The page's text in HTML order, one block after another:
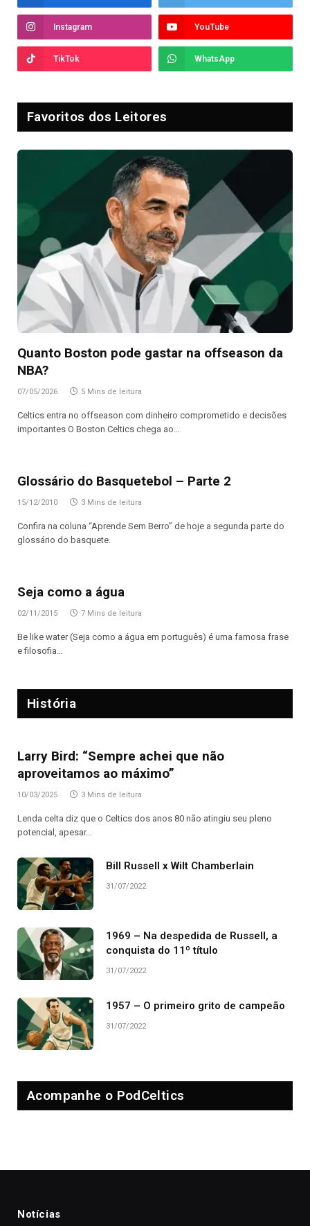
Instagram YouTube
TikTok WhatsApp
Favoritos dos Leitores
Quanto Boston pode gastar na offseason da
NBA?
07/05/2026 5 Mins de leitura
Celtics entra no offseason com dinheiro comprometido e decisões
importantes O Boston Celtics chega ao…
Glossário do Basquetebol – Parte 2
15/12/2010 3 Mins de leitura
Confira na coluna “Aprende Sem Berro” de hoje a segunda parte do
glossário do basquete.
Seja como a água
02/11/2015 7 Mins de leitura
Be like water (Seja como a água em português) é uma famosa frase
e filosofia…
História
Larry Bird: “Sempre achei que não
aproveitamos ao máximo”
10/03/2025 3 Mins de leitura
Lenda celta diz que o Celtics dos anos 80 não atingiu seu pleno
potencial, apesar…
Bill Russell x Wilt Chamberlain
31/07/2022
1969 – Na despedida de Russell, a
conquista do 11º título
31/07/2022
1957 – O primeiro grito de campeão
31/07/2022
Acompanhe o PodCeltics
Notícias